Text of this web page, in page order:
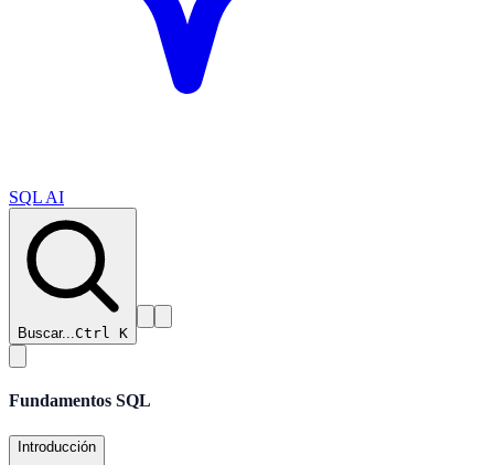
SQL AI
Buscar...Ctrl K
Fundamentos SQL
Introducción